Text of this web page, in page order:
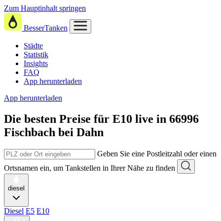
Zum Hauptinhalt springen
BesserTanken
Städte
Statistik
Insights
FAQ
App herunterladen
App herunterladen
Die besten Preise für E10 live in 66996
Fischbach bei Dahn
Geben Sie eine Postleitzahl oder einen
Ortsnamen ein, um Tankstellen in Ihrer Nähe zu finden
diesel
Diesel E5 E10